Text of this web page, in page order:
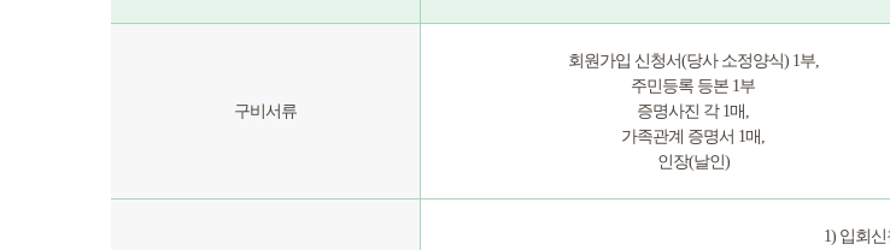
구비서류
회원가입 신청서(당사 소정양식) 1부,
주민등록 등본 1부
증명사진 각 1매,
가족관계 증명서 1매,
인장(날인)
1) 입회